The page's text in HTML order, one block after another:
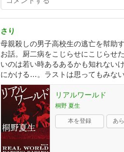
さり
母親殺しの男子高校生の逃亡を幇助
お話。厨二病をこじらせにこじらせ
いのは若い時あるあるかも知れない
にかける…。ラストは思ってもみな
リアルワールド
桐野 夏生
本を登録 あ